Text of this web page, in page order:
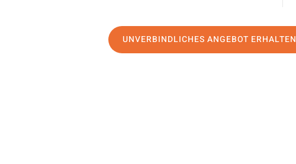
UNVERBINDLICHES ANGEBOT ERHALTEN